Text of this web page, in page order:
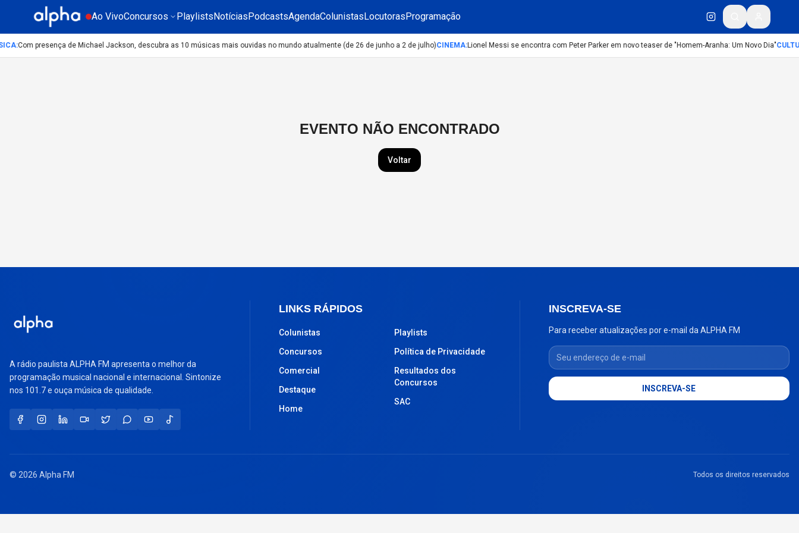
Ao VivoConcursos PlaylistsNotíciasPodcastsAgendaColunistasLocutorasProgramação
:Com presença de Michael Jackson, descubra as 10 músicas mais ouvidas no mundo atualmente (de 26 de junho a 2 de julho)CINEMA:Lionel Messi se encontra com Peter Parker em novo teaser de "Homem-Aranha: Um Novo Dia"
EVENTO NÃO ENCONTRADO
Voltar
A rádio paulista ALPHA FM apresenta o melhor da
programação musical nacional e internacional. Sintonize
nos 101.7 e ouça música de qualidade.
LINKS RÁPIDOS
Colunistas
Concursos
Comercial
Destaque
Home
Playlists
Política de Privacidade
Resultados dos
Concursos
SAC
INSCREVA-SE
Para receber atualizações por e-mail da ALPHA FM
Seu endereço de e-mail
INSCREVA-SE
© 2026 Alpha FM Todos os direitos reservados